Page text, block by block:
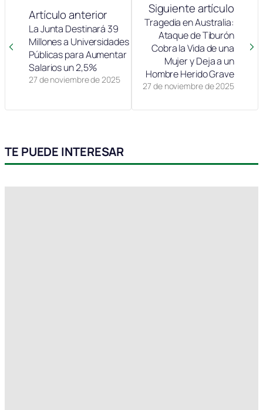
Artículo anterior
27 de noviembre de 2025
La Junta Destinará 39
Millones a Universidades
Públicas para Aumentar
Salarios un 2,5%
Siguiente artículo
27 de noviembre de 2025
Tragedia en Australia:
Ataque de Tiburón
Cobra la Vida de una
Mujer y Deja a un
Hombre Herido Grave
TE PUEDE INTERESAR